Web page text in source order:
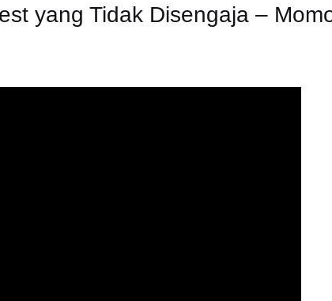
yang Tidak Disengaja –